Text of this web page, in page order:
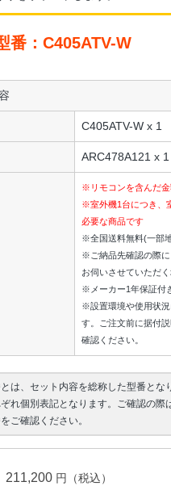
番：C405ATV-W
C405ATV-W x 1
ARC478A121 x 1
※リモコンを含んだ
※室外機1台につき、
必要な商品です
※全国送料無料(一部
※ご納品先確認の際
お伺いさせていただ
※メーカー1年保証付
※設置環境や使用状
す。ご注文前に据付
確認ください。
は、セット内容を総称した型番とな
れ個別表記となります。ご確認の際
ご確認ください。
211,200 円（税込）